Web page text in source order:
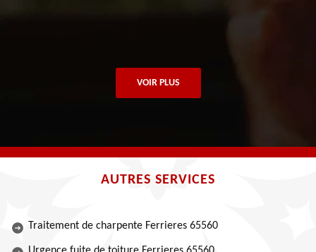
VOIR PLUS
AUTRES SERVICES
Traitement de charpente Ferrieres 65560